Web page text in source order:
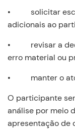
• solicitar
adicionais ao
• revisar a
erro material ou
• manter o ato
O participante
análise por meio
apresentação de